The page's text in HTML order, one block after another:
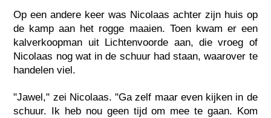
Op een andere keer was Nicolaas achter zijn huis op
de kamp aan het rogge maaien. Toen kwam er een
kalverkoopman uit Lichtenvoorde aan, die vroeg of
Nicolaas nog wat in de schuur had staan, waarover te
handelen viel.
"Jawel," zei Nicolaas. "Ga zelf maar even kijken in de
schuur. Ik heb nou geen tijd om mee te gaan. Kom